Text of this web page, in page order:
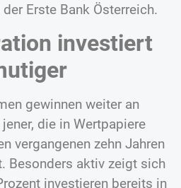
Erste Bank Österreich.
investiert
gewinnen weiter an
die in Wertpapiere
vergangenen zehn Jahren
Besonders aktiv zeigt sich
investieren bereits in